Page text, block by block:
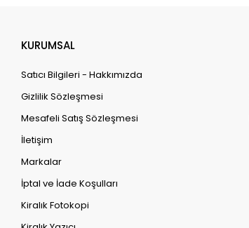
KURUMSAL
Satıcı Bilgileri - Hakkımızda
Gizlilik Sözleşmesi
Mesafeli Satış Sözleşmesi
İletişim
Markalar
İptal ve İade Koşulları
Kiralık Fotokopi